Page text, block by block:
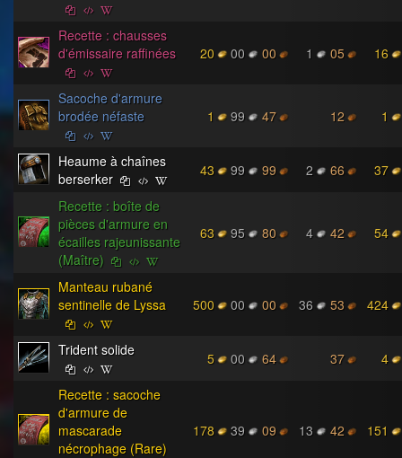
Recette : chausses
d'émissaire raffinées
20 00 00 1 05 16
Sacoche d'armure
brodée néfaste
1 99 47 12 1
Heaume à chaînes
berserker
43 99 99 2 66
37
Recette : boîte de
pièces d'armure en
écailles rajeunissante
(Maître)
63 95 80 4 42 54
Manteau rubané
sentinelle de Lyssa
500 00 00 36 53 424
Trident solide 5 00 64 37
4
Recette : sacoche
d'armure de
mascarade
nécrophage (Rare)
178 39 09 13 42 151